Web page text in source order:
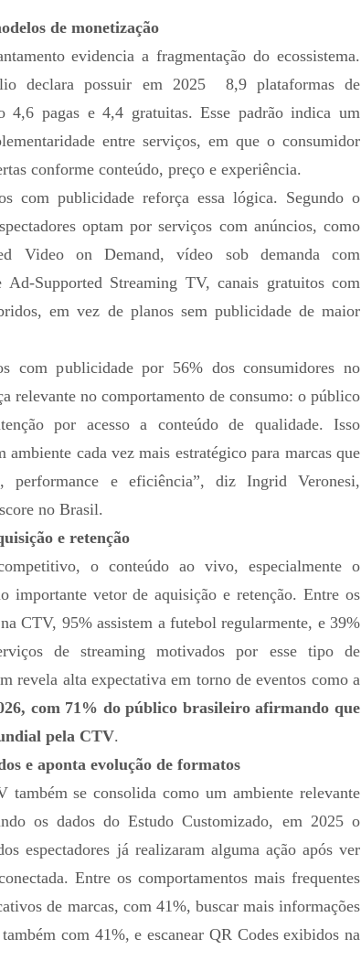
de monetização
evidencia a fragmentação do ecossistema.
declara possuir em 2025 8,9 plataformas de
4,6 pagas e 4,4 gratuitas. Esse padrão indica um
entre serviços, em que o consumidor
conforme conteúdo, preço e experiência.
com publicidade reforça essa lógica. Segundo o
optam por serviços com anúncios, como
Video on Demand, vídeo sob demanda com
Supported Streaming TV, canais gratuitos com
em vez de planos sem publicidade de maior
com publicidade por 56% dos consumidores no
relevante no comportamento de consumo: o público
por acesso a conteúdo de qualidade. Isso
cada vez mais estratégico para marcas que
performance e eficiência”, diz Ingrid Veronesi,
no Brasil.
e retenção
o conteúdo ao vivo, especialmente o
importante vetor de aquisição e retenção. Entre os
CTV, 95% assistem a futebol regularmente, e 39%
de streaming motivados por esse tipo de
revela alta expectativa em torno de eventos como a
com 71% do público brasileiro afirmando que
pela CTV.
e aponta evolução de formatos
também se consolida como um ambiente relevante
os dados do Estudo Customizado, em 2025 o
espectadores já realizaram alguma ação após ver
Entre os comportamentos mais frequentes
de marcas, com 41%, buscar mais informações
com 41%, e escanear QR Codes exibidos na